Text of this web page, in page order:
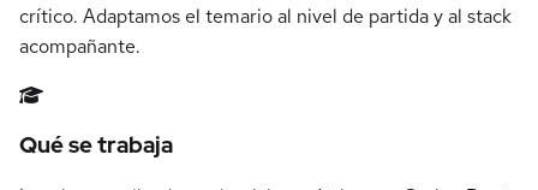
crítico. Adaptamos el temario al nivel de partida y al stack
acompañante.
Qué se trabaja